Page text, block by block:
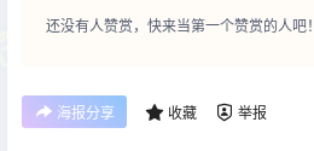
还没有人赞赏，快来当第一个赞赏的人吧！
海报分享 收藏 举报